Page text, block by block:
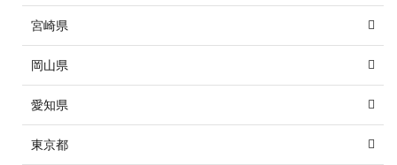
宮崎県
岡山県
愛知県
東京都